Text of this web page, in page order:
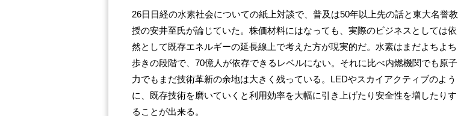
26日日経の水素社会についての紙上対談で、普及は50年以上先の話と東大名誉教
授の安井至氏が論じていた。株価材料にはなっても、実際のビジネスとしては依
然として既存エネルギーの延長線上で考えた方が現実的だ。水素はまだよちよち
歩きの段階で、70億人が依存できるレベルにない。それに比べ内燃機関でも原子
力でもまだ技術革新の余地は大きく残っている。LEDやスカイアクティブのよう
に、既存技術を磨いていくと利用効率を大幅に引き上げたり安全性を増したりす
ることが出来る。